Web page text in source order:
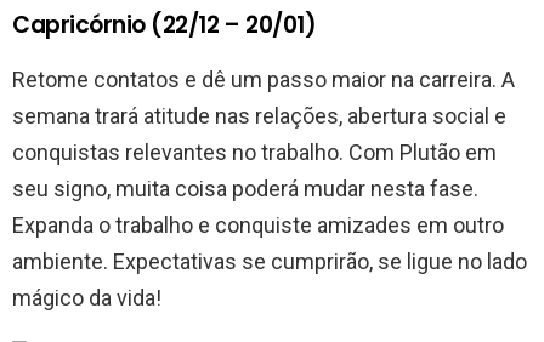
Capricórnio (22/12 – 20/01)
Retome contatos e dê um passo maior na carreira. A
semana trará atitude nas relações, abertura social e
conquistas relevantes no trabalho. Com Plutão em
seu signo, muita coisa poderá mudar nesta fase.
Expanda o trabalho e conquiste amizades em outro
ambiente. Expectativas se cumprirão, se ligue no lado
mágico da vida!